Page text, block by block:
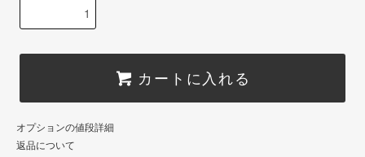
カートに入れる
オプションの値段詳細
返品について